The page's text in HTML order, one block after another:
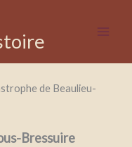
de Beaulieu-
Bressuire